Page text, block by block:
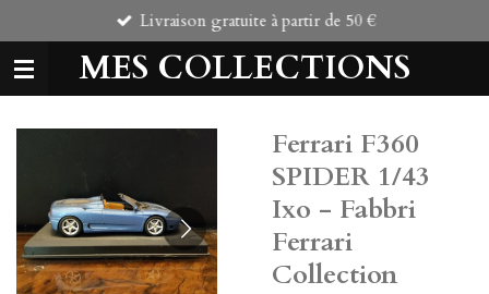
au
contenu
principal
MES COLLECTIONS
Livraison gratuite à partir de 50 €
Ferrari F360
SPIDER 1/43
Ixo - Fabbri
Ferrari
Collection